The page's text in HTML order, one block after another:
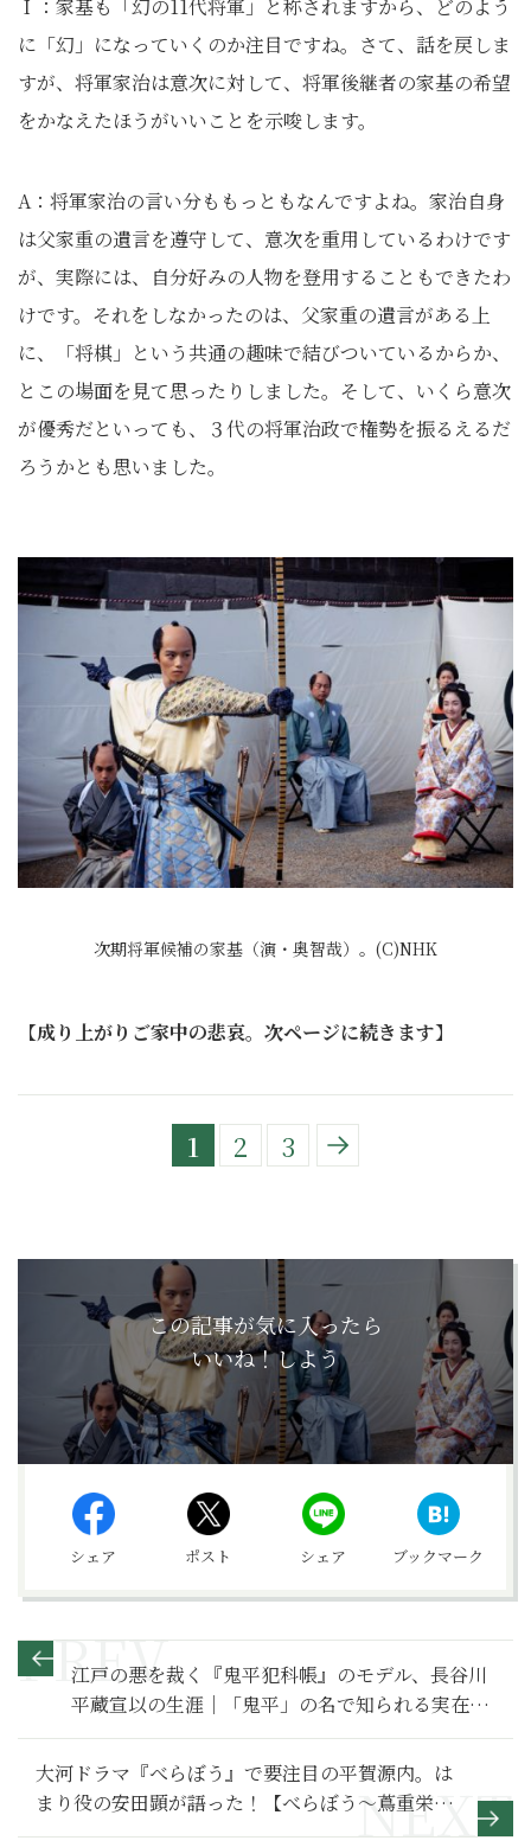
Ｉ：家基も「幻の11代将軍」と称されますから、どのよう
に「幻」になっていくのか注目ですね。さて、話を戻しま
すが、将軍家治は意次に対して、将軍後継者の家基の希望
をかなえたほうがいいことを示唆します。
A：将軍家治の言い分ももっともなんですよね。家治自身
は父家重の遺言を遵守して、意次を重用しているわけです
が、実際には、自分好みの人物を登用することもできたわ
けです。それをしなかったのは、父家重の遺言がある上
に、「将棋」という共通の趣味で結びついているからか、
とこの場面を見て思ったりしました。そして、いくら意次
が優秀だといっても、３代の将軍治政で権勢を振るえるだ
ろうかとも思いました。
次期将軍候補の家基（演・奥智哉）。(C)NHK
【成り上がりご家中の悲哀。次ページに続きます】
1 2 3
この記事が気に入ったら
いいね！しよう
シェア ポスト シェア ブックマーク
江戸の悪を裁く『鬼平犯科帳』のモデル、長谷川
平蔵宣以の生涯｜「鬼平」の名で知られる実在の
火付盗賊改役【日本史人物伝】
大河ドラマ『べらぼう』で要注目の平賀源内。は
まり役の安田顕が語った！【べらぼう～蔦重栄華
乃夢噺～ 満喫リポート】安田顕編